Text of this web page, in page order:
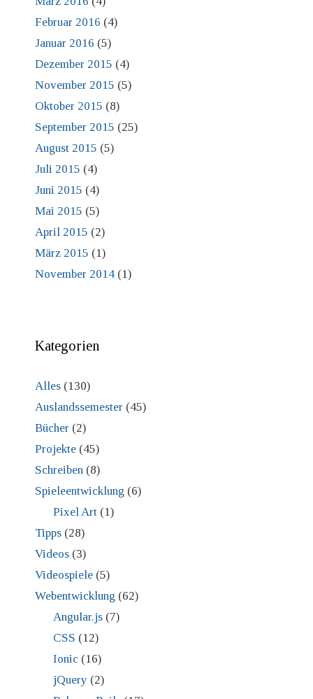
Februar 2016 (4)
Januar 2016 (5)
Dezember 2015 (4)
November 2015 (5)
Oktober 2015 (8)
September 2015 (25)
August 2015 (5)
Juli 2015 (4)
Juni 2015 (4)
Mai 2015 (5)
April 2015 (2)
März 2015 (1)
November 2014 (1)
Kategorien
Alles (130)
Auslandssemester (45)
Bücher (2)
Projekte (45)
Schreiben (8)
Spieleentwicklung (6)
Pixel Art(1)
Tipps (28)
Videos (3)
Videospiele (5)
Webentwicklung (62)
Angular.js(7)
CSS (12)
Ionic (16)
jQuery (2)